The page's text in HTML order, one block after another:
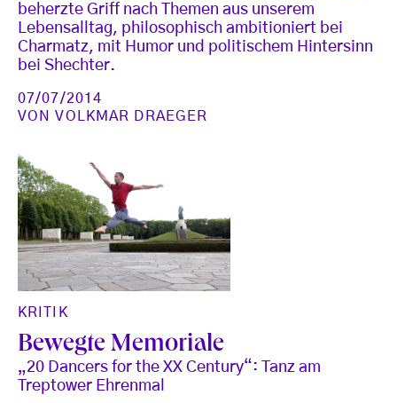
beherzte Griff nach Themen aus unserem
Lebensalltag, philosophisch ambitioniert bei
Charmatz, mit Humor und politischem Hintersinn
bei Shechter.
07/07/2014
VONVOLKMAR DRAEGER
KRITIK
Bewegte Memoriale
„20 Dancers for the XX Century“: Tanz am
Treptower Ehrenmal